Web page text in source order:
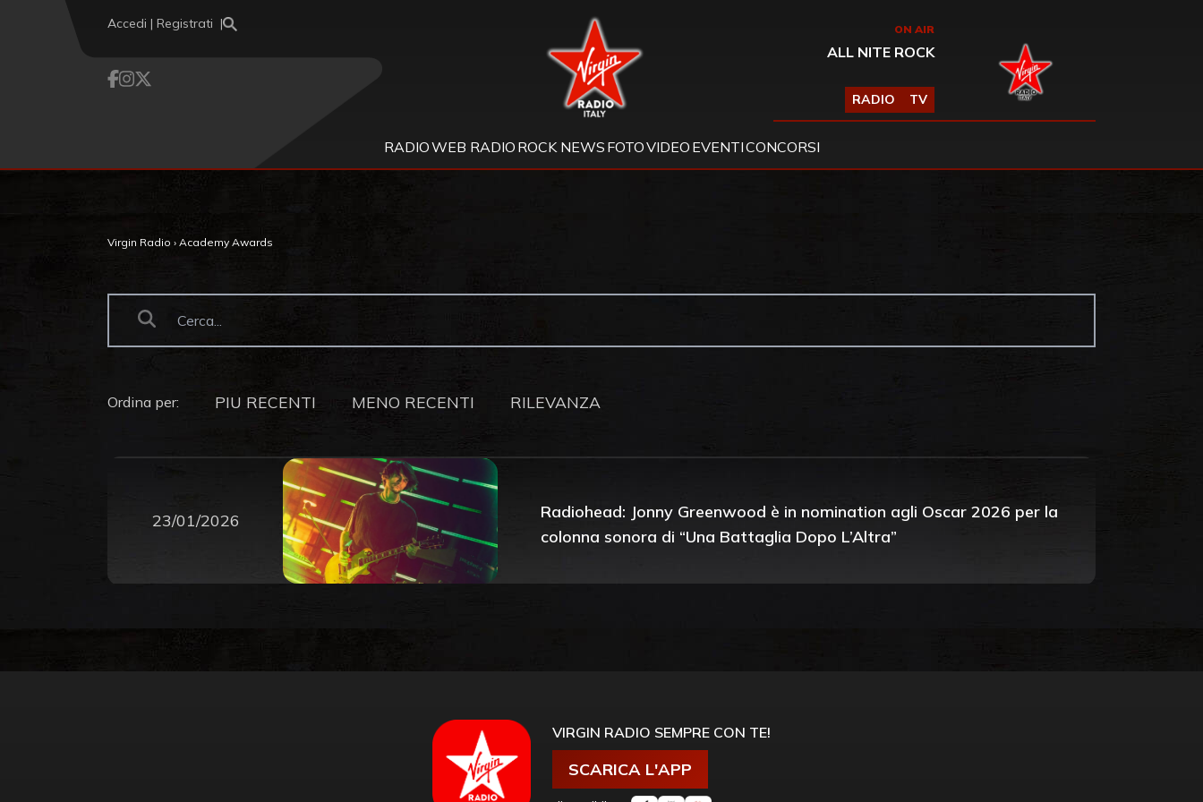
Accedi | Registrati Virgin Radio ON AIR
ALL NITE ROCK
RADIO TV
RADIOWEB RADIO ROCK NEWS FOTOVIDEO EVENTICONCORSI
Virgin Radio › Academy Awards
Ordina per: PIU RECENTI MENO RECENTI RILEVANZA
23/01/2026
Radiohead: Jonny Greenwood è in nomination agli Oscar 2026 per la
colonna sonora di “Una Battaglia Dopo L’Altra”
VIRGIN RADIO SEMPRE CON TE!
SCARICA L'APP